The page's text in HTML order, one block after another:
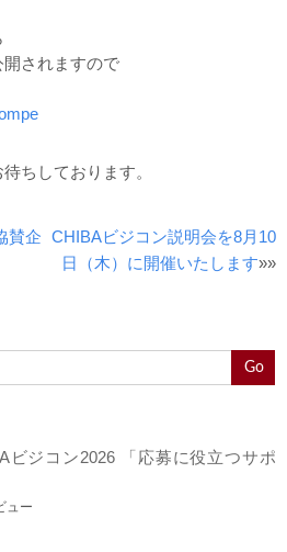
されますので
ちしております。
賛企 CHIBAビジコン説明会を8月10
日（木）に開催いたします»»
Go
ビジコン2026 「応募に役立つサポ
ュー